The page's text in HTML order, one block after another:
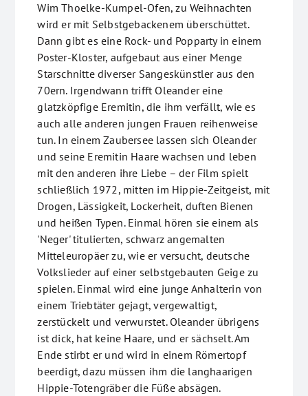
Wim Thoelke-Kumpel-Ofen, zu Weihnachten
wird er mit Selbstgebackenem überschüttet.
Dann gibt es eine Rock- und Popparty in einem
Poster-Kloster, aufgebaut aus einer Menge
Starschnitte diverser Sangeskünstler aus den
70ern. Irgendwann trifft Oleander eine
glatzköpfige Eremitin, die ihm verfällt, wie es
auch alle anderen jungen Frauen reihenweise
tun. In einem Zaubersee lassen sich Oleander
und seine Eremitin Haare wachsen und leben
mit den anderen ihre Liebe – der Film spielt
schließlich 1972, mitten im Hippie-Zeitgeist, mit
Drogen, Lässigkeit, Lockerheit, duften Bienen
und heißen Typen. Einmal hören sie einem als
'Neger' titulierten, schwarz angemalten
Mitteleuropäer zu, wie er versucht, deutsche
Volkslieder auf einer selbstgebauten Geige zu
spielen. Einmal wird eine junge Anhalterin von
einem Triebtäter gejagt, vergewaltigt,
zerstückelt und verwurstet. Oleander übrigens
ist dick, hat keine Haare, und er sächselt. Am
Ende stirbt er und wird in einem Römertopf
beerdigt, dazu müssen ihm die langhaarigen
Hippie-Totengräber die Füße absägen.